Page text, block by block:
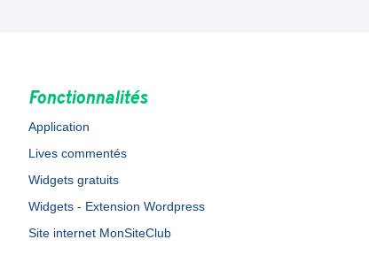
Fonctionnalités
Application
Lives commentés
Widgets gratuits
Widgets - Extension Wordpress
Site internet MonSiteClub